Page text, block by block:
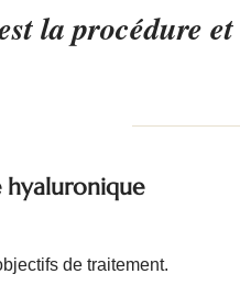
la procédure
hyaluronique
de traitement.